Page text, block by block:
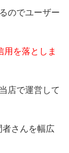
のでユーザー
用を落としま
店で運営して
者さんを幅広